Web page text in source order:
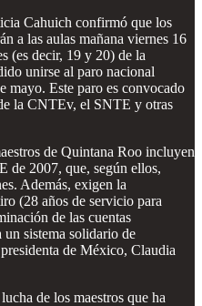
Cahuich confirmó que los
a las aulas mañana viernes 16
(es decir, 19 y 20) de la
unirse al paro nacional
mayo. Este paro es convocado
la CNTEv, el SNTE y otras
de Quintana Roo incluyen
de 2007, que, según ellos,
Además, exigen la
(28 años de servicio para
de las cuentas
sistema solidario de
de México, Claudia
de los maestros que ha